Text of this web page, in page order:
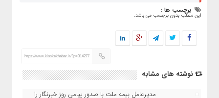
برچسب ها :
این مطلب بدون برچسب می باشد.
https://www.kioskekhabar.ir/?p=314277
نوشته های مشابه
مدیرعامل بیمه ملت با صدور پیامی روز خبرنگار را